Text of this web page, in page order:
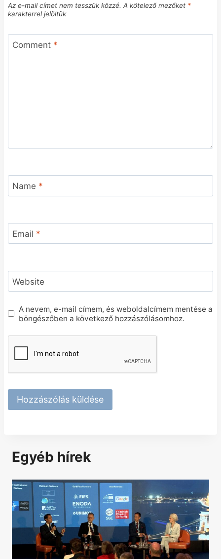
Az e-mail címet nem tesszük közzé. A kötelező mezőket *
karakterrel jelöltük
Comment *
Name *
Email *
Website
A nevem, e-mail címem, és weboldalcímem mentése a
böngészőben a következő hozzászólásomhoz.
Egyéb hírek